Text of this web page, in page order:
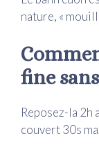
nature, «
fine
Reposez-la 2h
couvert 30s